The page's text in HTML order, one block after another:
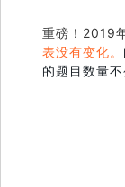
重磅！2019
表没有变化。
的题目数量